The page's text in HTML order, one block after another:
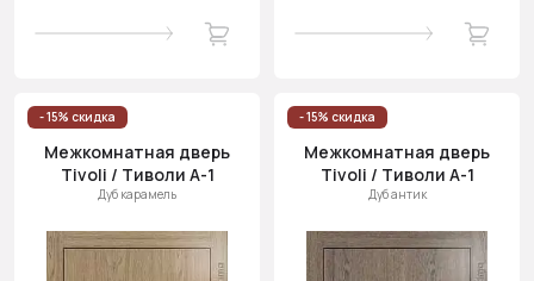
- 15% скидка
Межкомнатная дверь
Tivoli / Тиволи А-1
Дуб карамель
- 15% скидка
Межкомнатная дверь
Tivoli / Тиволи А-1
Дуб антик